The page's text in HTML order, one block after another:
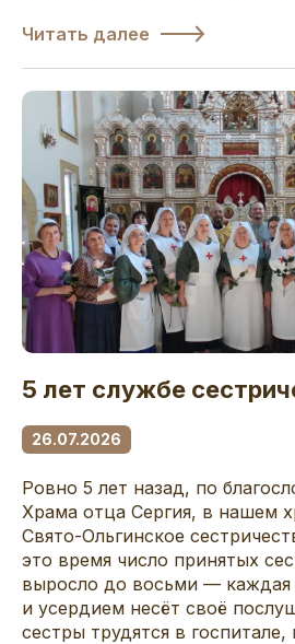
Читать далее
5 лет службе
26.07.2026
Ровно 5 лет назад, по
Храма отца Сергия, в нашем
Свято-Ольгинское
это время число принятых
выросло до восьми —
и усердием несёт своё
сестры трудятся в госпитале,